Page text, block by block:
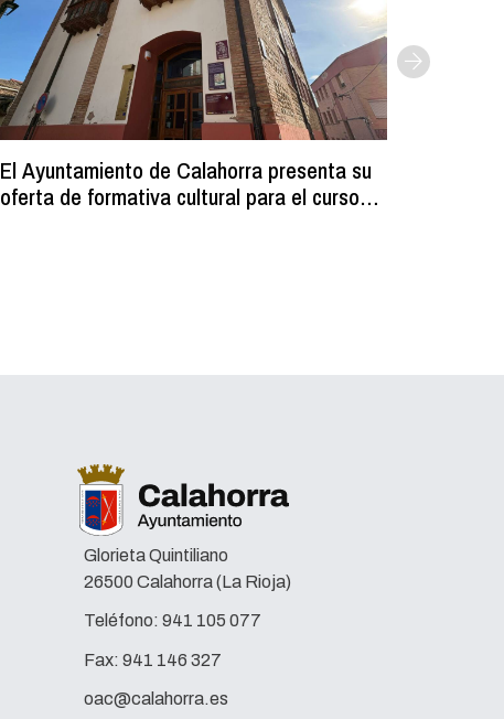
El Ayuntamiento de Calahorra presenta su
oferta de formativa cultural para el curso
Glorieta Quintiliano
26500 Calahorra (La Rioja)
Teléfono: 941 105 077
Fax: 941 146 327
oac@calahorra.es